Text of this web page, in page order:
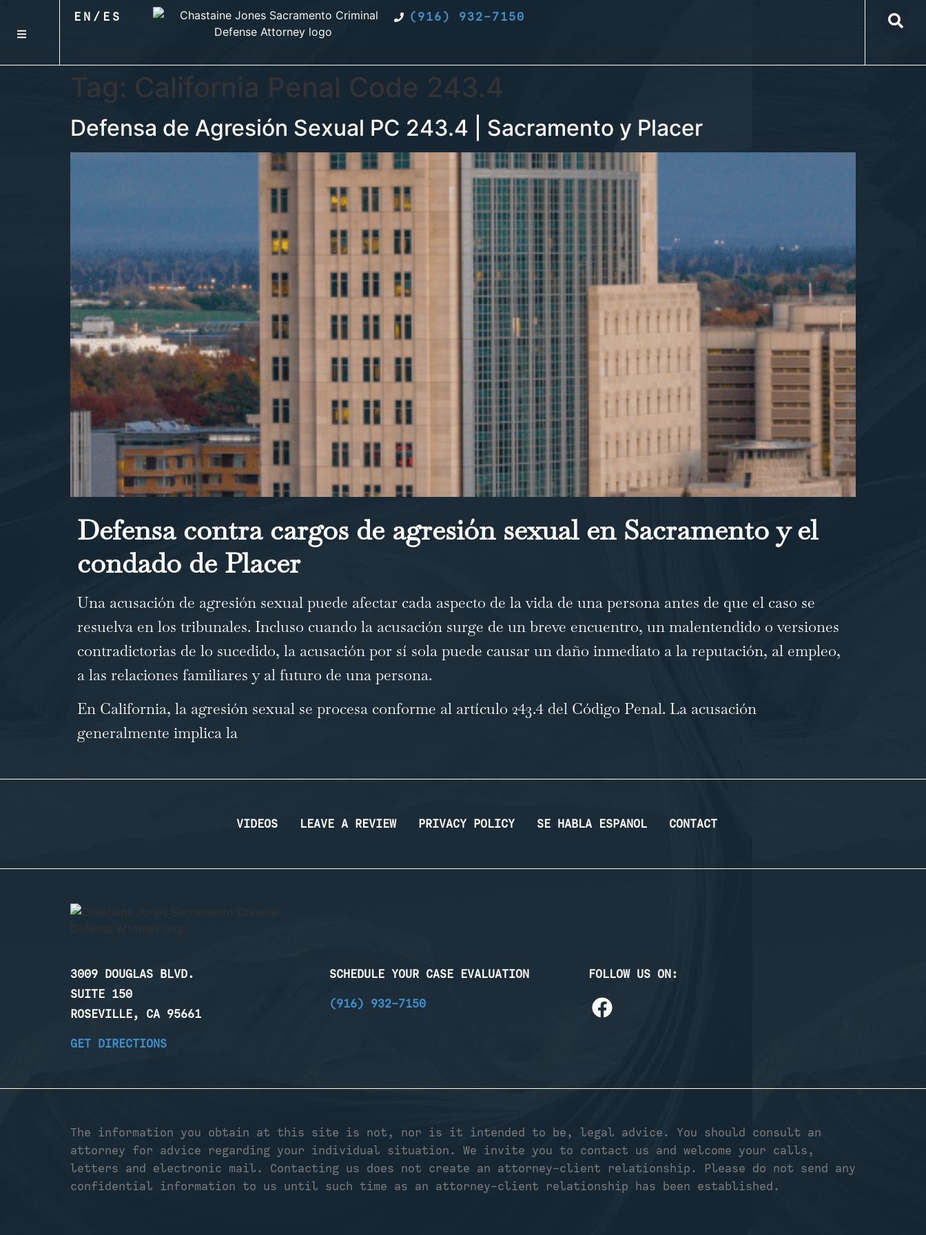
EN / ES (916) 932-7150
Tag: California Penal Code 243.4
Defensa de Agresión Sexual PC 243.4 | Sacramento y Placer
Defensa contra cargos de agresión sexual en Sacramento y el
condado de Placer
Una acusación de agresión sexual puede afectar cada aspecto de la vida de una persona antes de que el caso se
resuelva en los tribunales. Incluso cuando la acusación surge de un breve encuentro, un malentendido o versiones
contradictorias de lo sucedido, la acusación por sí sola puede causar un daño inmediato a la reputación, al empleo,
a las relaciones familiares y al futuro de una persona.
En California, la agresión sexual se procesa conforme al artículo 243.4 del Código Penal. La acusación
generalmente implica la
VIDEOS LEAVE A REVIEW PRIVACY POLICY SE HABLA ESPANOL CONTACT
3009 DOUGLAS BLVD.
SUITE 150
ROSEVILLE, CA 95661
GET DIRECTIONS
SCHEDULE YOUR CASE EVALUATION
(916) 932-7150
FOLLOW US ON:
The information you obtain at this site is not, nor is it intended to be, legal advice. You should consult an
attorney for advice regarding your individual situation. We invite you to contact us and welcome your calls,
letters and electronic mail. Contacting us does not create an attorney-client relationship. Please do not send any
confidential information to us until such time as an attorney-client relationship has been established.